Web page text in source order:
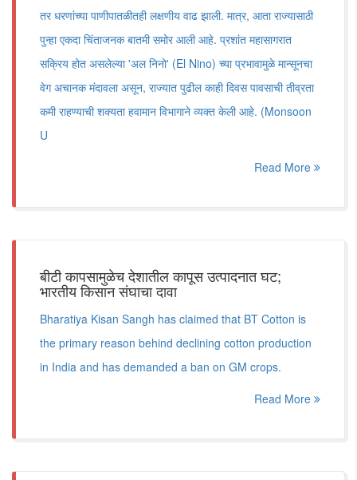
तर धरणांच्या पाणीपातळीतही लक्षणीय वाढ झाली. मात्र, आता राज्यासाठी
पुन्हा एकदा चिंताजनक बातमी समोर आली आहे. प्रशांत महासागरात
सक्रिय होत असलेल्या 'अल निनो' (El Nino) च्या प्रभावामुळे मान्सूनचा
वेग अचानक मंदावला असून, राज्यात पुढील काही दिवस पावसाची तीव्रता
कमी राहण्याची शक्यता हवामान विभागाने व्यक्त केली आहे. (Monsoon
U
Read More
बीटी कापसामुळेच देशातील कापूस उत्पादनात घट;
भारतीय किसान संघाचा दावा
Bharatiya Kisan Sangh has claimed that BT Cotton is
the primary reason behind declining cotton production
in India and has demanded a ban on GM crops.
Read More